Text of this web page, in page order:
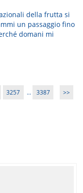
della frutta si
un passaggio fino
domani mi
3257 ... 3387 >>